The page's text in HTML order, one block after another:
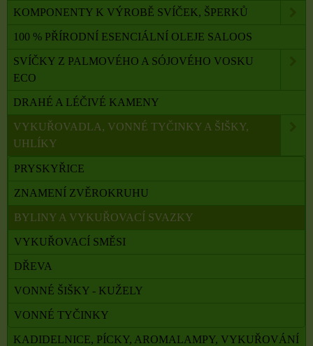
KOMPONENTY K VÝROBĚ SVÍČEK, ŠPERKŮ
100 % PŘÍRODNÍ ESENCIÁLNÍ OLEJE SALOOS
SVÍČKY Z PALMOVÉHO A SÓJOVÉHO VOSKU
ECO
DRAHÉ A LÉČIVÉ KAMENY
VYKUŘOVADLA, VONNÉ TYČINKY A ŠIŠKY,
UHLÍKY
PRYSKYŘICE
ZNAMENÍ ZVĚROKRUHU
BYLINY A VYKUŘOVACÍ SVAZKY
VYKUŘOVACÍ SMĚSI
DŘEVA
VONNÉ ŠIŠKY - KUŽELY
VONNÉ TYČINKY
KADIDELNICE, PÍCKY, AROMALAMPY, VYKUŘOVÁNÍ